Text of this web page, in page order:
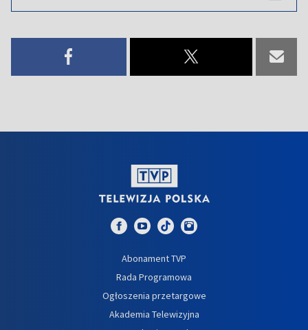
Abonament TVP
Rada Programowa
Ogłoszenia przetargowe
Akademia Telewizyjna